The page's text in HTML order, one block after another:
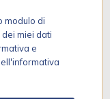
modulo di
miei dati
e